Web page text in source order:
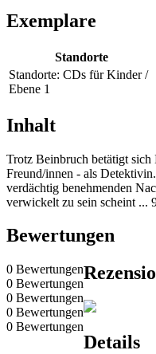
Exemplare
Standorte
Standorte: CDs für Kinder /
Ebene 1
Inhalt
Trotz Beinbruch betätigt
Freund/innen - als
verdächtig benehmenden
verwickelt zu sein scheint ...
Bewertungen
0 Bewertungen
0 Bewertungen
0 Bewertungen
0 Bewertungen
0 Bewertungen
Details